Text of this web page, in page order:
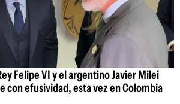
Felipe VI y el argentino Javier Milei
con efusividad, esta vez en Colombia